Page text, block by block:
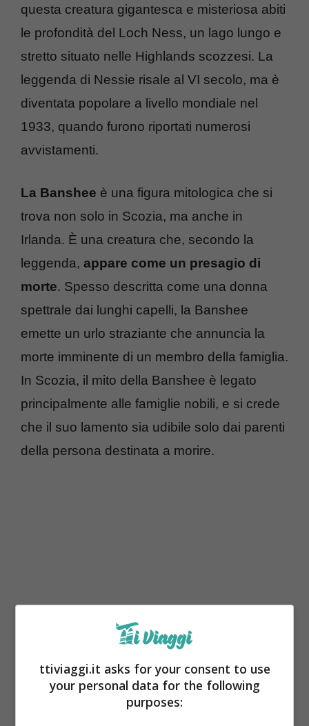
questa creatura gigantesca e misteriosa abiti
le profondità del Loch Ness, un lago lungo e
stretto situato nelle Highlands scozzesi. La
leggenda di Nessie risale al VI secolo, ma è
diventata popolare a livello mondiale nel
1933, quando furono riportati numerosi
avvistamenti.
La Banshee è una figura mitologica che si
trova non solo in Scozia, ma anche in
Irlanda. È una creatura che, secondo la
leggenda, appare come un presagio di
morte. Spesso descritta come una donna
spettrale dai lunghi capelli, la Banshee
emette un urlo straziante che annuncia la
morte imminente di un membro della famiglia.
In Scozia, il mito della Banshee è legato
principalmente alle famiglie nobili, e si crede
che il suo lamento sia udibile solo dai parenti
della persona destinata a morire.
Le fateoccupano un posto speciale nel
folklore scozzese. Non sono sempre le
ttiviaggi.it asks for your consent to use
your personal data for the following
purposes: